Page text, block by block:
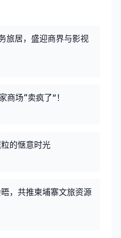
旅居，盛迎商界与影视
商场“卖疯了”！
的惬意时光
，共推柬埔寨文旅资源